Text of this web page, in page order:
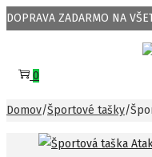
DOPRAVA ZADARMO NA
to
to 0
Domov/Športové tašky/